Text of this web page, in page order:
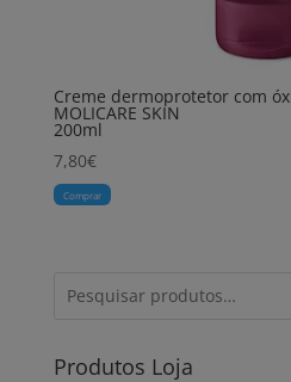
Creme dermoprotetor com
MOLICARE SKIN
200ml
7,80€
Comprar
Produtos Loja